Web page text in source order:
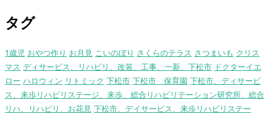
タグ
1歳児 おやつ作り お月見 こいのぼり さくらのテラス さつまいも クリス
マス ディサービス、リハビリ、改装、工事、一新、下松市 ドクターイエ
ロー ハロウィン リトミック 下松市 下松市 保育園 下松市、ディサービ
ス、来歩リハビリステージ、来歩、総合リハビリテーション研究所、総合
リハ、リハビリ、お花見 下松市、デイサービス、来歩リハビリステー